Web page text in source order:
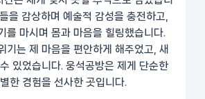
을 감상하며 예술적 감성을 충전하고,
를 마시며 몸과 마음을 힐링했습니다.
기는 제 마음을 편안하게 해주었고, 새
있었습니다. 웅석공방은 제게 단순한
한 경험을 선사한 곳입니다.